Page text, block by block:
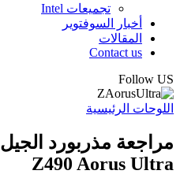
تجميعات Intel
أخبار السوفتوير
المقالات
Contact us
Follow US
اللوحات الرئيسية
Z490 Aorus Ultra